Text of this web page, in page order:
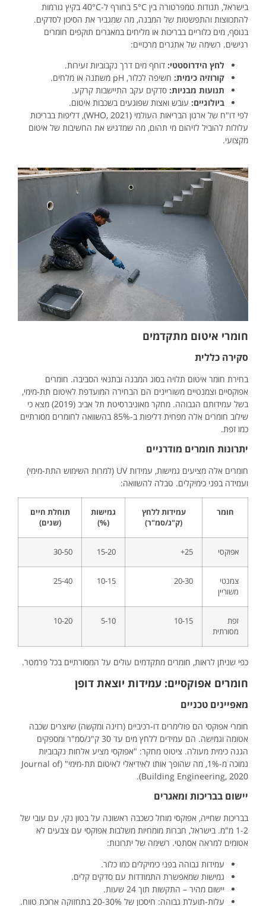
בישראל, תנודות טמפרטורה בין 5°C בחורף ל-40°C בקיץ גורמות
להתכווצות והתפשטות של המבנה, מה שמגביר את הסיכון לסדקים.
בנוסף, מים כלוריים בבריכות או מליחים במאגרים תוקפים חומרים
רגישים. רשימה של אתגרים מרכזיים:
לחץ הידרוסטטי: דוחף מים דרך נקבוביות זעירות.
קורוזיה כימית: חשיפה לכלור, pH משתנה או מלחים.
תנועות מבניות: סדקים עקב התיישבות קרקע.
ביולוגיים: עובש ואצות שפוגעים בשכבות איטום.
לפי דו"ח של ארגון הבריאות העולמי (WHO, 2021), דליפות בבריכות
עלולות להוביל לזיהום מי תהום, מה שמדגיש את החשיבות של איטום
מקצועי.
חומרי איטום מתקדמים
סקירה כללית
בחירת חומר איטום תלויה בסוג המבנה ובתנאי הסביבה. חומרים
אפוקסיים וצמנטיים משוריינים הם הבחירה המועדפת לאיטום תת-מימי,
בשל עמידותם הגבוהה. מחקר מאוניברסיטת תל אביב (2019) מצא כי
שילוב חומרים אלה מפחית דליפות ב-85% בהשוואה לחומרים מסורתיים
כמו זפת.
יתרונות חומרים מודרניים
חומרים אלה מציעים גמישות, עמידות UV (למרות השימוש התת-מימי)
ועמידה בפני כימיקלים. טבלה להשוואה:
חומר
עמידות ללחץ
(ק"ג/סמ"ר)
גמישות
(%)
תוחלת חיים
(שנים)
אפוקסי 25+
15-20
30-50
צמנטי
משוריין
20-30
10-15
25-40
זפת
מסורתית
10-15
5-10
10-20
כפי שניתן לראות, חומרים מתקדמים עולים על המסורתיים בכל פרמטר.
חומרים אפוקסיים: עמידות יוצאת דופן
מאפיינים טכניים
חומרי אפוקסי הם פולימרים דו-רכיביים (רזינה ומקשה) שיוצרים שכבה
אטומה וגמישה. הם עמידים ללחץ מים עד 30 ק"ג/סמ"ר ומספקים
הגנה כימית מעולה. ציטוט מחקר: "אפוקסי מציע אלחות נקבוביות
נמוכה מ-1%, מה שהופך אותו לאידיאלי לאיטום תת-מימי" (Journal of
Building Engineering, 2020).
יישום בבריכות ומאגרים
בבריכות שחייה, אפוקסי מוחל כשכבה ראשונה על בטון נקי, עם עובי של
1-2 מ"מ. בישראל, חברות מומחיות משלבות אפוקסי עם צבעים לא
אטומים למראה אסתטי. רשימה של יתרונות:
עמידות גבוהה בפני כימיקלים כמו כלור.
גמישות שמאפשרת התמודדות עם סדקים קלים.
יישום מהיר – התקשות תוך 24 שעות.
עלות-תועלת גבוהה: חיסכון של 20-30% בתחזוקה ארוכת טווח.